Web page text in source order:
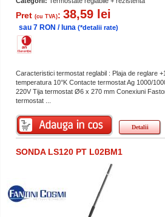
Pret (cu TVA): 38,59 lei
sau 7 RON / luna (*detalii rate)
Caracteristici termostat reglabil : Plaja de reglare
temperatura 10°K Contacte termostat Ag 1000/
220V Tija termostat Ø6 x 270 mm Conexiuni
termostat ...
Detalii
SONDA LS120 PT L02BM1